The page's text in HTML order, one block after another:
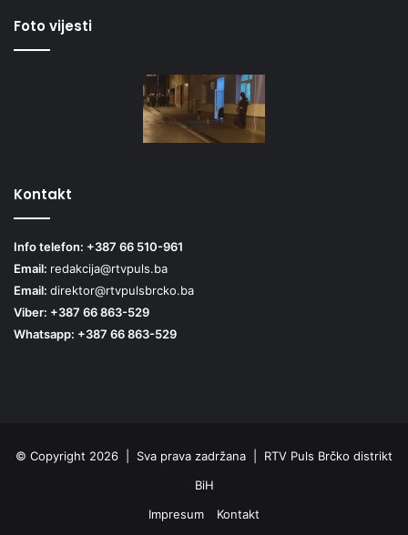
Foto vijesti
Kontakt
Info telefon: +387 66 510-961
Email: redakcija@rtvpuls.ba
Email: direktor@rtvpulsbrcko.ba
Viber: +387 66 863-529
Whatsapp: +387 66 863-529
© Copyright 2026 | Sva prava zadržana | RTV Puls Brčko distrikt
BiH
Impresum
Kontakt